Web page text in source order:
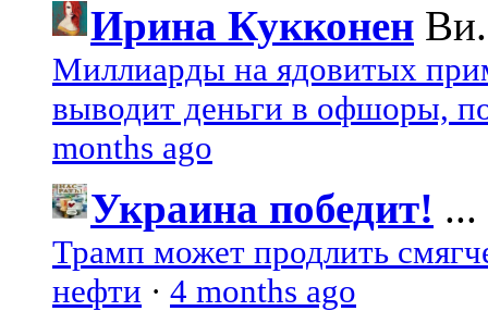
Ирина Кукконен
Миллиарды на ядовитых
выводит деньги в офшоры,
months ago
Украина победит! ...
Трамп может продлить
нефти · 4 months ago